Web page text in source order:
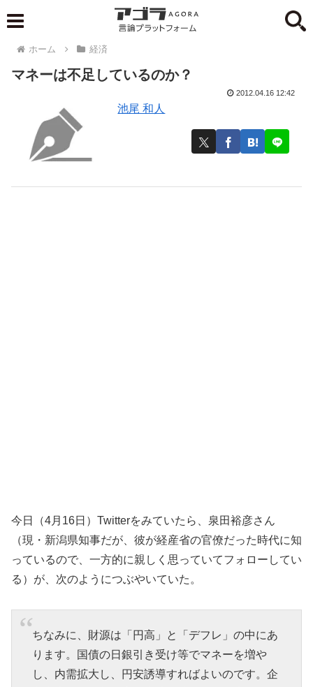
ホーム 経済
マネーは不足しているのか？
池尾 和人
2012.04.16 12:42
今日（4月16日）Twitterをみていたら、泉田裕彦さん
（現・新潟県知事だが、彼が経産省の官僚だった時代に知
っているので、一方的に親しく思っていてフォローしてい
る）が、次のようにつぶやいていた。
ちなみに、財源は「円高」と「デフレ」の中にあ
ります。国債の日銀引き受け等でマネーを増や
し、内需拡大し、円安誘導すればよいのです。企